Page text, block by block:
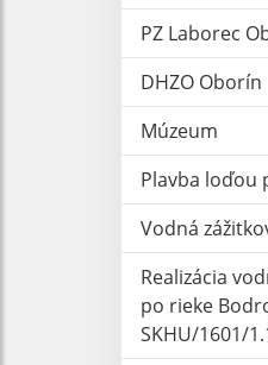
PZ Laborec
DHZO Oborín
Múzeum
Plavba loďou
Vodná
Realizácia
po rieke
SKHU/1601/